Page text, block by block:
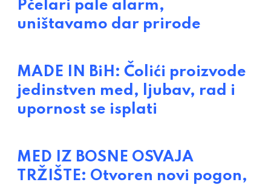
Pčelari pale alarm,
uništavamo dar prirode
MADE IN BiH: Čolići proizvode
jedinstven med, ljubav, rad i
upornost se isplati
MED IZ BOSNE OSVAJA
TRŽIŠTE: Otvoren novi pogon,